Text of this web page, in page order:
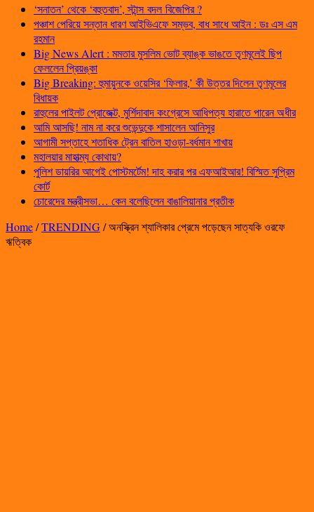
‘সনাতন’ থেকে ‘বহুতবাদ’, স্টান্স বদল বিজেপির ?
পঞ্চাশ পেরিয়ে সন্তান ধারণ আইভিএফে সম্ভব, বাধ সাধে আইন : ডঃ এস এম
রহমান
Big News Alert : মমতার মুসলিম ভোট ব্যাঙ্ক ভাঙতে তৃণমূলেই ছিপ
ফেললেন প্রিয়ঙ্কা
Big Breaking: হুমায়ুনকে ওয়েসির ‘ফিলার,’ কী উত্তর দিলেন তৃণমূলের
বিধায়ক
রাহুলের পাইলট প্রোজেক্ট, মুর্শিদাবাদ কংগ্রেসে আধিপত্য হারাতে পারেন অধীর
আমি আসছি! নাম না করে শুভেন্দুকে শাসালেন আনিসুর
আগামী সপ্তাহে শতাধিক ট্রেন বাতিল হাওড়া-বর্ধমান শাখায়
মহালয়ার মাহাত্ম্য কোথায়?
পুলিশ ডায়রির আগেই পোস্টমর্টেম! দাহ করার পর এফআইআর! বিস্মিত সুপ্রিম
কোর্ট
চোরেদের মন্ত্রীসভা… কেন বলেছিলেন বাঙালিয়ানার প্রতীক
Home/TRENDING/অনস্ক্রিন শ্যালিকার প্রেমে পড়েছেন সাত্যকি ওরফে
ঋত্বিক